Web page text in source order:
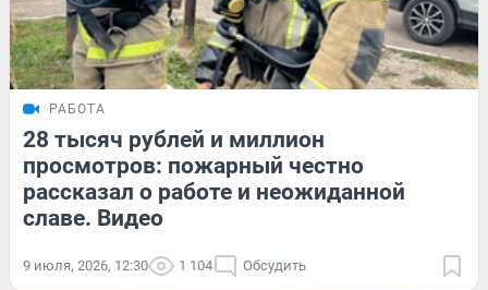
РАБОТА
28 тысяч рублей и миллион
просмотров: пожарный честно
рассказал о работе и неожиданной
славе. Видео
9 июля, 2026, 12:30 1 104 Обсудить